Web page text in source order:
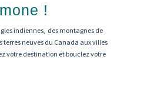
!
indiennes, des montagnes de
terres neuves du Canada aux villes
votre destination et bouclez votre